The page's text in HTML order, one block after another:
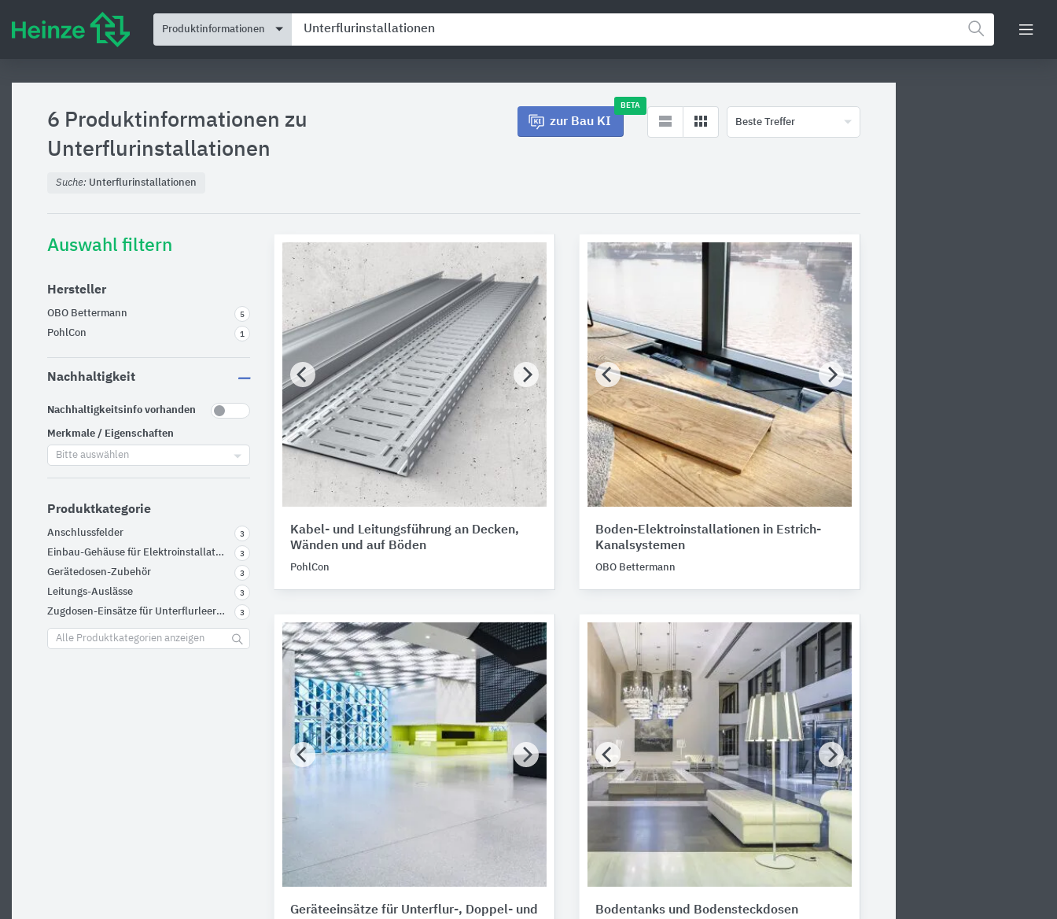
Produktinformationen
6 Produktinformationen zu
Unterflurinstallationen
zur Bau KI
BETA
Beste Treffer
Suche: Unterflurinstallationen
Auswahl filtern
Hersteller
OBO Bettermann 5
PohlCon 1
Nachhaltigkeit
Nachhaltigkeitsinfo vorhanden
Merkmale / Eigenschaften
Bitte auswählen
Produktkategorie
Anschlussfelder 3
Einbau-Gehäuse für Elektroinstallationen 3
Gerätedosen-Zubehör 3
Leitungs-Auslässe 3
Zugdosen-Einsätze für Unterflurleerdosen 3
Alle Produktkategorien anzeigen
Kabel- und Leitungsführung an Decken,
Wänden und auf Böden
PohlCon
Boden-Elektroinstallationen in Estrich-
Kanalsystemen
OBO Bettermann
Geräteeinsätze für Unterflur-, Doppel- und
Bodentanks und Bodensteckdosen